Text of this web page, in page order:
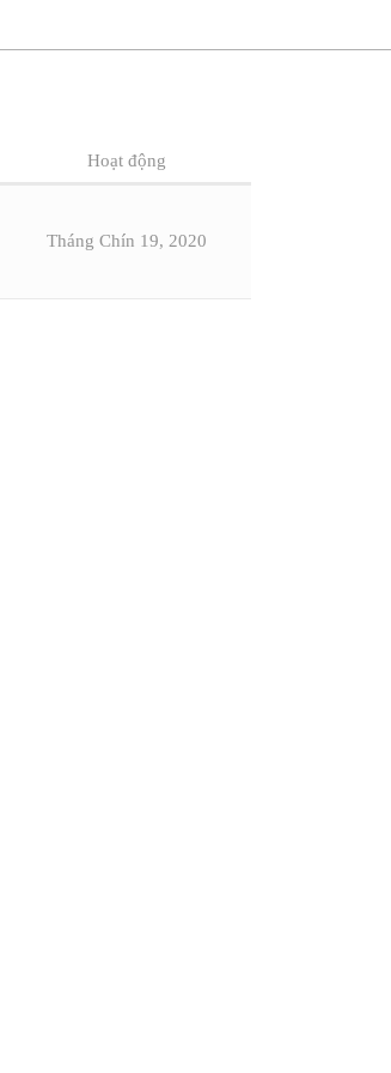
Hoạt động
Tháng Chín 19, 2020